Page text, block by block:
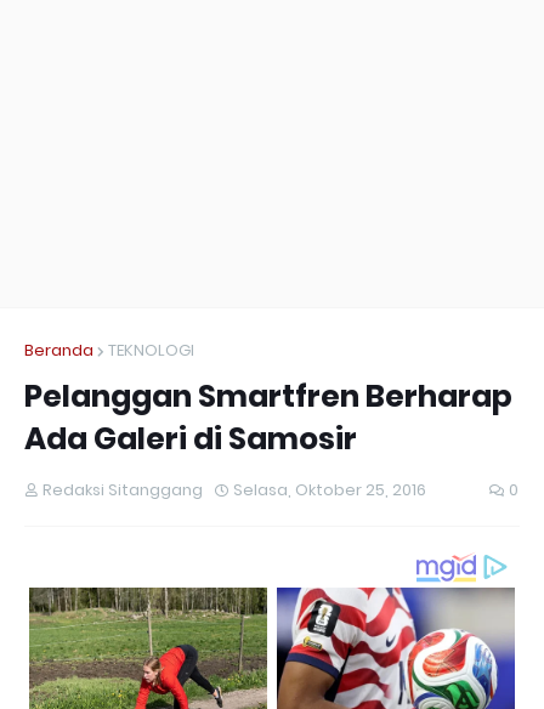
Beranda TEKNOLOGI
Pelanggan Smartfren Berharap
Ada Galeri di Samosir
Redaksi Sitanggang Selasa, Oktober 25, 2016 0